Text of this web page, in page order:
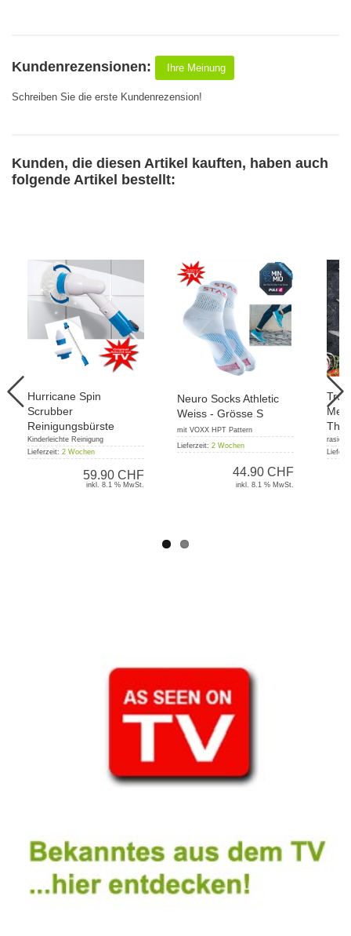
Kundenrezensionen: Ihre Meinung
Schreiben Sie die erste Kundenrezension!
Kunden, die diesen Artikel kauften, haben auch
folgende Artikel bestellt:
Hurricane Spin
Scrubber
Reinigungsbürste
Kinderleichte Reinigung
Lieferzeit: 2 Wochen
59.90 CHF
inkl. 8.1 % MwSt.
Neuro Socks Athletic
Weiss - Grösse S
mit VOXX HPT Pattern
Lieferzeit: 2 Wochen
44.90 CHF
inkl. 8.1 % MwSt.